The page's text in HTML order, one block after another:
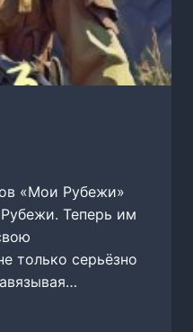
«Мои Рубежи»
Теперь им
только серьёзно